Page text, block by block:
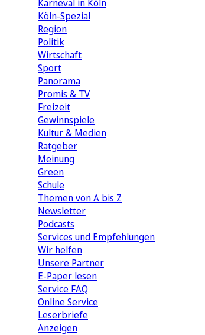
Karneval in Köln
Köln-Spezial
Region
Politik
Wirtschaft
Sport
Panorama
Promis & TV
Freizeit
Gewinnspiele
Kultur & Medien
Ratgeber
Meinung
Green
Schule
Themen von A bis Z
Newsletter
Podcasts
Services und Empfehlungen
Wir helfen
Unsere Partner
E-Paper lesen
Service FAQ
Online Service
Leserbriefe
Anzeigen